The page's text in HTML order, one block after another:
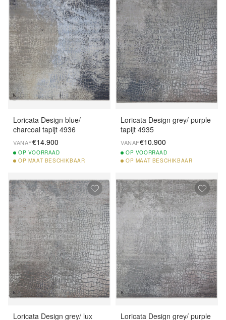
Loricata Design blue/
charcoal tapijt 4936
VANAF€14.900
OP VOORRAAD
OP MAAT BESCHIKBAAR
Loricata Design grey/ purple
tapijt 4935
VANAF€10.900
OP VOORRAAD
OP MAAT BESCHIKBAAR
Loricata Design grey/ lux Loricata Design grey/ purple